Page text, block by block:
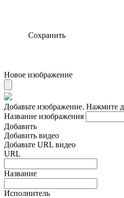
Сохранить
Новое изображение
Добавьте изображение. Нажмите
Название изображения
Добавить
Добавить видео
Добавьте URL видео
URL
Название
Исполнитель